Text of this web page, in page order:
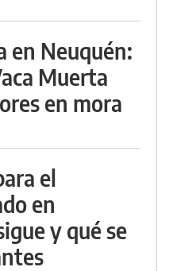
en Neuquén:
Muerta
en mora
el
en
y qué se